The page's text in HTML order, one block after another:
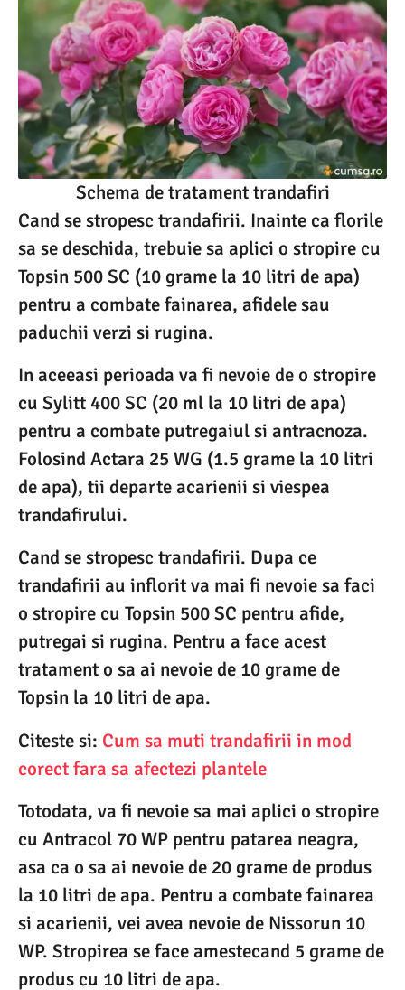
Schema de tratament trandafiri
Cand se stropesc trandafirii. Inainte ca florile
sa se deschida, trebuie sa aplici o stropire cu
Topsin 500 SC (10 grame la 10 litri de apa)
pentru a combate fainarea, afidele sau
paduchii verzi si rugina.
In aceeasi perioada va fi nevoie de o stropire
cu Sylitt 400 SC (20 ml la 10 litri de apa)
pentru a combate putregaiul si antracnoza.
Folosind Actara 25 WG (1.5 grame la 10 litri
de apa), tii departe acarienii si viespea
trandafirului.
Cand se stropesc trandafirii. Dupa ce
trandafirii au inflorit va mai fi nevoie sa faci
o stropire cu Topsin 500 SC pentru afide,
putregai si rugina. Pentru a face acest
tratament o sa ai nevoie de 10 grame de
Topsin la 10 litri de apa.
Citeste si: Cum sa muti trandafirii in mod
corect fara sa afectezi plantele
Totodata, va fi nevoie sa mai aplici o stropire
cu Antracol 70 WP pentru patarea neagra,
asa ca o sa ai nevoie de 20 grame de produs
la 10 litri de apa. Pentru a combate fainarea
si acarienii, vei avea nevoie de Nissorun 10
WP. Stropirea se face amestecand 5 grame de
produs cu 10 litri de apa.